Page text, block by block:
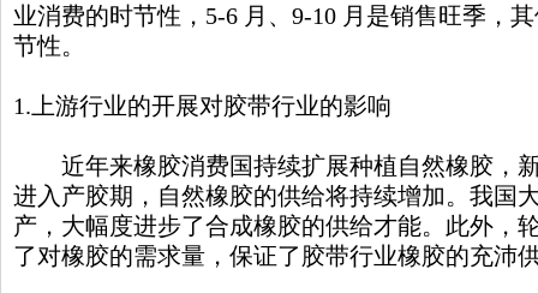
业消费的时节性，5-6 月、9-10 月是销售旺季，
节性。
1.上游行业的开展对胶带行业的影响
近年来橡胶消费国持续扩展种植自然橡胶，
进入产胶期，自然橡胶的供给将持续增加。我国
产，大幅度进步了合成橡胶的供给才能。此外，
了对橡胶的需求量，保证了胶带行业橡胶的充沛